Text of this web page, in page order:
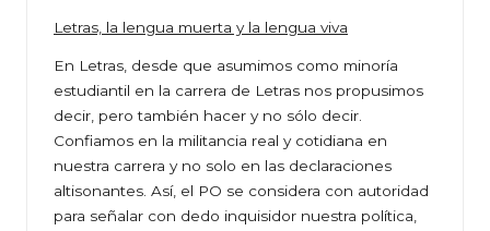
Letras, la lengua muerta y la lengua viva
En Letras, desde que asumimos como minoría
estudiantil en la carrera de Letras nos propusimos
decir, pero también hacer y no sólo decir.
Confiamos en la militancia real y cotidiana en
nuestra carrera y no solo en las declaraciones
altisonantes. Así, el PO se considera con autoridad
para señalar con dedo inquisidor nuestra política,